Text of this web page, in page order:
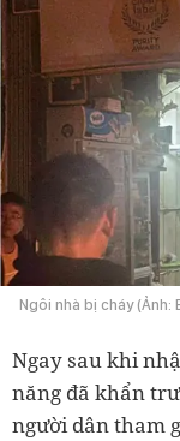
Ngôi nhà bị cháy (Ảnh:
Ngay sau khi
năng đã khẩn
người dân tham